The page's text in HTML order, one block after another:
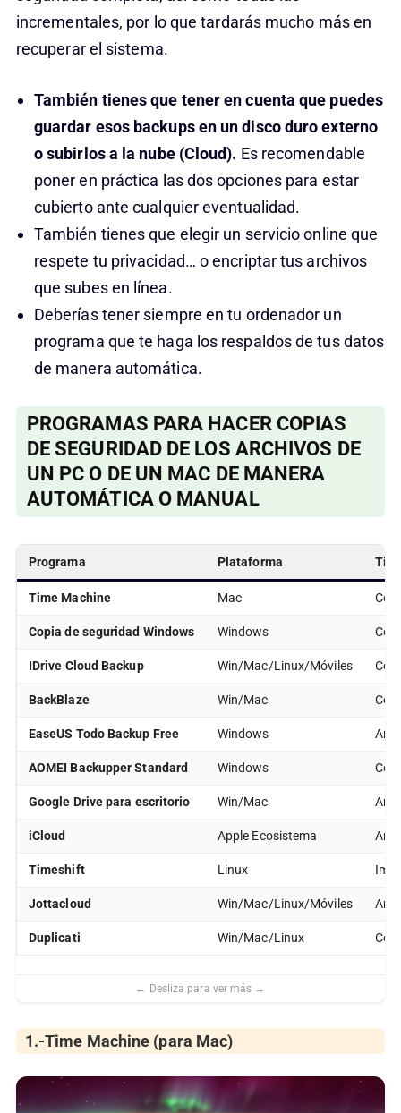
incrementales, por lo que tardarás mucho más en
recuperar el sistema.
También tienes que tener en cuenta que puedes
guardar esos backups en un disco duro externo
o subirlos a la nube (Cloud). Es recomendable
poner en práctica las dos opciones para estar
cubierto ante cualquier eventualidad.
También tienes que elegir un servicio online que
respete tu privacidad… o encriptar tus archivos
que subes en línea.
Deberías tener siempre en tu ordenador un
programa que te haga los respaldos de tus datos
de manera automática.
PROGRAMAS PARA HACER COPIAS
DE SEGURIDAD DE LOS ARCHIVOS DE
UN PC O DE UN MAC DE MANERA
AUTOMÁTICA O MANUAL
Programa Plataforma
Time Machine Mac
Copia de seguridad Windows Windows
IDrive Cloud Backup Win/Mac/Linux/Móviles
BackBlaze Win/Mac
EaseUS Todo Backup Free Windows
AOMEI Backupper Standard Windows
Google Drive para escritorio Win/Mac
iCloud Apple Ecosistema
Timeshift Linux
Jottacloud Win/Mac/Linux/Móviles
Duplicati Win/Mac/Linux
1.-Time Machine (para Mac)